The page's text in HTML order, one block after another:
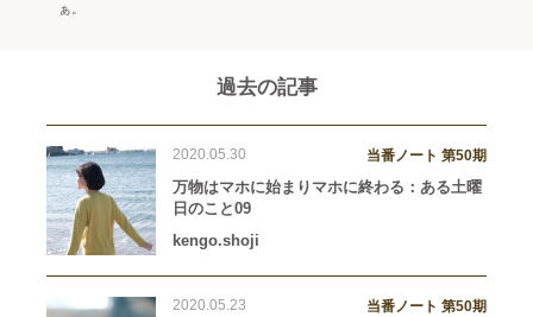
ぁ。
過去の記事
2020.05.30 当番ノート 第50期
万物はマホに始まりマホに終わる：ある土曜
日のこと09
kengo.shoji
2020.05.23 当番ノート 第50期